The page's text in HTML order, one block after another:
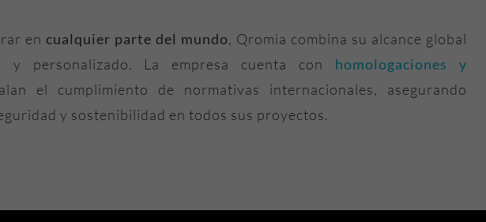
encualquier parte del mundo, Qromia combina su alcance global
personalizado. La empresa cuenta con homologaciones y
el cumplimiento de normativas internacionales, asegurando
y sostenibilidad en todos sus proyectos.